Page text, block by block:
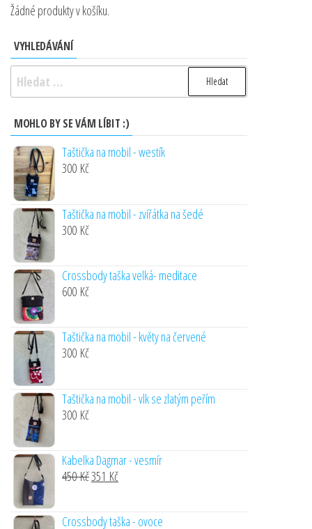
Žádné produkty v košíku.
VYHLEDÁVÁNÍ
Vyhledávání
MOHLO BY SE VÁM LÍBIT :)
Taštička na mobil - westík
300 Kč
Taštička na mobil - zvířátka na šedé
300 Kč
Crossbody taška velká- meditace
600 Kč
Taštička na mobil - květy na červené
300 Kč
Taštička na mobil - vlk se zlatým peřím
300 Kč
Kabelka Dagmar - vesmír
450KčOriginal
was:
351 KčCurrent
is:
Crossbody taška - ovoce